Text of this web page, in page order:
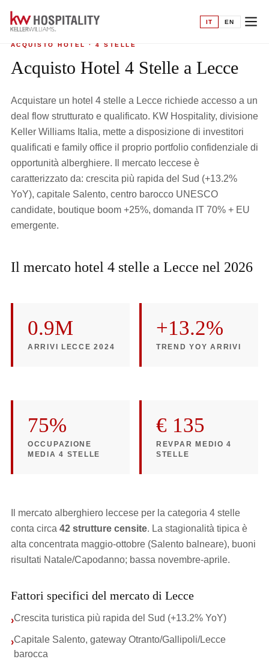
IT EN
Home ›Acquisto hotel›
ACQUISTO HOTEL · 4 STELLE
Acquisto Hotel 4 Stelle a Lecce
Acquistare un hotel 4 stelle a Lecce richiede accesso a un
deal flow strutturato e qualificato. KW Hospitality, divisione
Keller Williams Italia, mette a disposizione di investitori
qualificati e family office il proprio portfolio confidenziale di
opportunità alberghiere. Il mercato leccese è
caratterizzato da: crescita più rapida del Sud (+13.2%
YoY), capitale Salento, centro barocco UNESCO
candidate, boutique boom +25%, domanda IT 70% + EU
emergente.
Il mercato hotel 4 stelle a Lecce nel 2026
0.9M
ARRIVI LECCE 2024
+13.2%
TREND YOY ARRIVI
75%
OCCUPAZIONE
MEDIA 4 STELLE
€ 135
REVPAR MEDIO 4
STELLE
Il mercato alberghiero leccese per la categoria 4 stelle
conta circa 42 strutture censite. La stagionalità tipica è
alta concentrata maggio-ottobre (Salento balneare), buoni
risultati Natale/Capodanno; bassa novembre-aprile.
Fattori specifici del mercato di Lecce
›Crescita turistica più rapida del Sud (+13.2% YoY)
›Capitale Salento, gateway Otranto/Gallipoli/Lecce
barocca